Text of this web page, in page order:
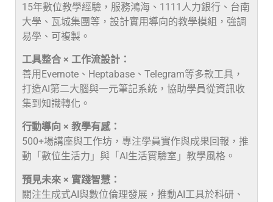
15年數位教學經驗，服務鴻海、1111人力銀行、台南
大學、瓦城集團等，設計實用導向的教學模組，強調
易學、可複製。
工具整合 × 工作流設計：
善用Evernote、Heptabase、Telegram等多款工具，
打造AI第二大腦與一元筆記系統，協助學員從資訊收
集到知識轉化。
行動導向 × 教學有感：
500+場講座與工作坊，專注學員實作與成果回報，推
動「數位生活力」與「AI生活實驗室」教學風格。
預見未來 × 實踐智慧：
關注生成式AI與數位倫理發展，推動AI工具於科研、